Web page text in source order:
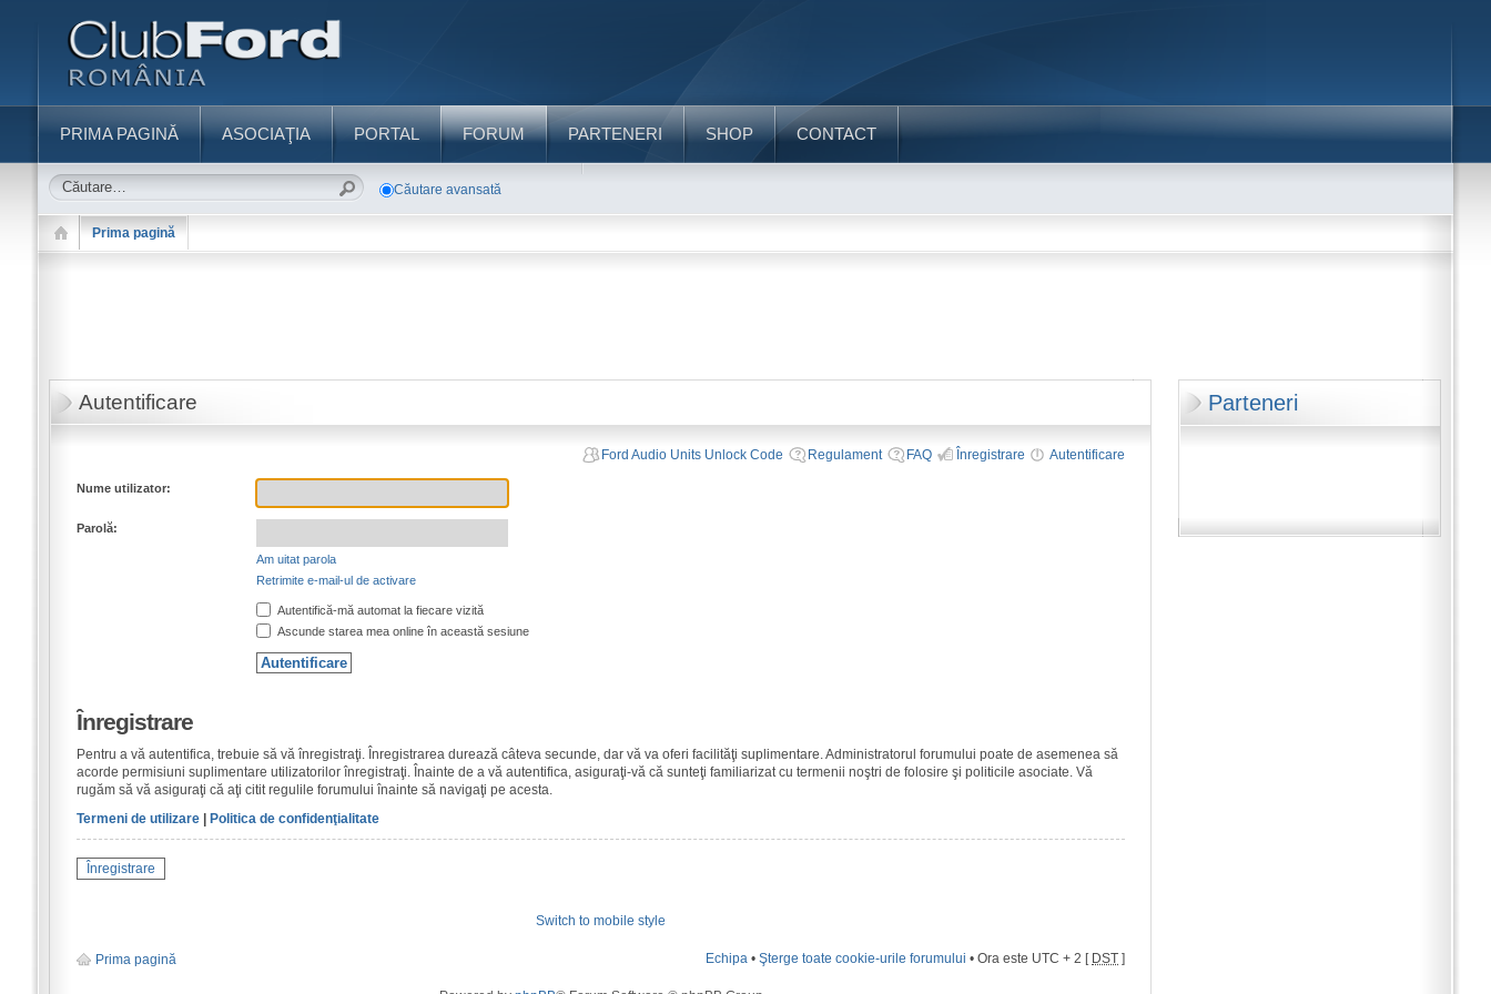
PRIMA PAGINĂ ASOCIAŢIA PORTAL FORUM PARTENERI SHOP CONTACT
Căutare avansată
Prima pagină
Parteneri
Autentificare
Ford Audio Units Unlock Code Regulament FAQ Înregistrare Autentificare
Nume utilizator:
Parolă:
Am uitat parola
Retrimite e-mail-ul de activare
Autentifică-mă automat la fiecare vizită
Ascunde starea mea online în această sesiune
Înregistrare
Pentru a vă autentifica, trebuie să vă înregistraţi. Înregistrarea durează câteva secunde, dar vă va oferi facilităţi suplimentare. Administratorul forumului poate de asemenea să
acorde permisiuni suplimentare utilizatorilor înregistraţi. Înainte de a vă autentifica, asiguraţi-vă că sunteţi familiarizat cu termenii noştri de folosire şi politicile asociate. Vă
rugăm să vă asiguraţi că aţi citit regulile forumului înainte să navigaţi pe acesta.
Termeni de utilizare| Politica de confidenţialitate
Înregistrare
Switch to mobile style
Prima pagină Echipa •Şterge toate cookie-urile forumului • Ora este UTC + 2 [ DST ]